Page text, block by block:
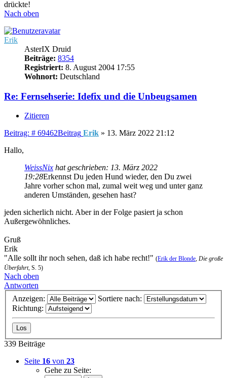
drückte!
Nach oben
Erik
AsterIX Druid
Beiträge: 8354
Registriert: 8. August 2004 17:55
Wohnort: Deutschland
Re: Fernsehserie: Idefix und die Unbeugsamen
Zitieren
Beitrag: # 69462Beitrag Erik » 13. März 2022 21:12
Hallo,
WeissNix hat geschrieben: 13. März 2022
19:28Erkennst Du jeden Hund wieder, den Du zwei
Jahre vorher schon mal, zumal weit weg und unter ganz
anderen Umständen, gesehen hast?
jeden sicherlich nicht. Aber in der Folge pasiert ja schon
Außergewöhnliches.
Gruß
Erik
"Alle sollt ihr noch sehen, daß ich habe recht!" (Erik der Blonde, Die große
Überfahrt, S. 5)
Nach oben
Antworten
Anzeigen:
Sortiere nach:
Richtung:
339 Beiträge
Seite 16 von 23
Gehe zu Seite: